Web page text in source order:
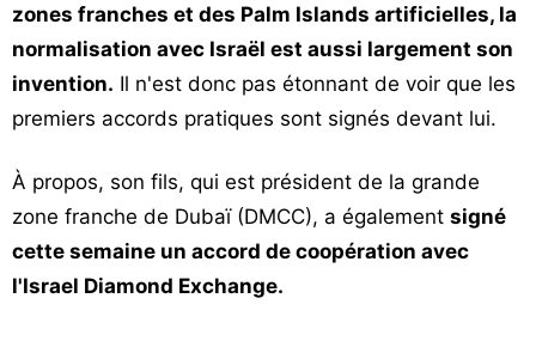
zones franches et des Palm Islands artificielles, la
normalisation avec Israël est aussi largement son
invention. Il n'est donc pas étonnant de voir que les
premiers accords pratiques sont signés devant lui.
À propos, son fils, qui est président de la grande
zone franche de Dubaï (DMCC), a également signé
cette semaine un accord de coopération avec
l'Israel Diamond Exchange.